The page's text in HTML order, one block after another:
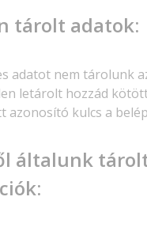
tárolt adatok:
adatot nem tárolunk
letárolt hozzád
azonosító kulcs a
általunk